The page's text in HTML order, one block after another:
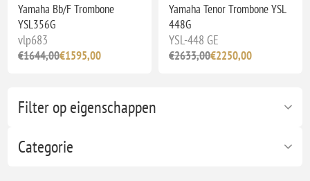
Filter op eigenschappen
Categorie
Yamaha Bb/F Trombone
YSL356G
vlp683
€1644,00€1595,00
Yamaha Tenor Trombone YSL
448G
YSL-448 GE
€2633,00€2250,00